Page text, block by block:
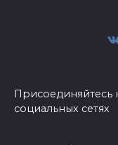
Присоединяйтесь
социальных сетях